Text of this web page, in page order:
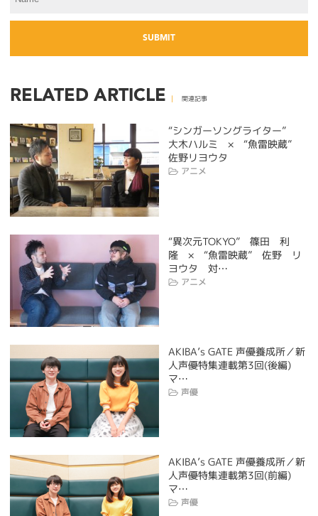
RELATED ARTICLE 関連記事
“シンガーソングライター”
大木ハルミ × “魚雷映蔵”
佐野リヨウタ
アニメ
“異次元TOKYO” 篠田 利
隆 × “魚雷映蔵” 佐野 リ
ヨウタ 対…
アニメ
AKIBA’s GATE 声優養成所／新
人声優特集連載第3回(後編)
マ…
声優
AKIBA’s GATE 声優養成所／新
人声優特集連載第3回(前編)
マ…
声優